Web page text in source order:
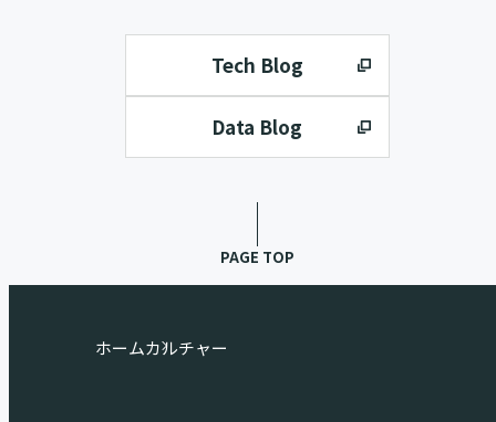
Tech Blog
Data Blog
PAGE TOP
ホームカルチャー